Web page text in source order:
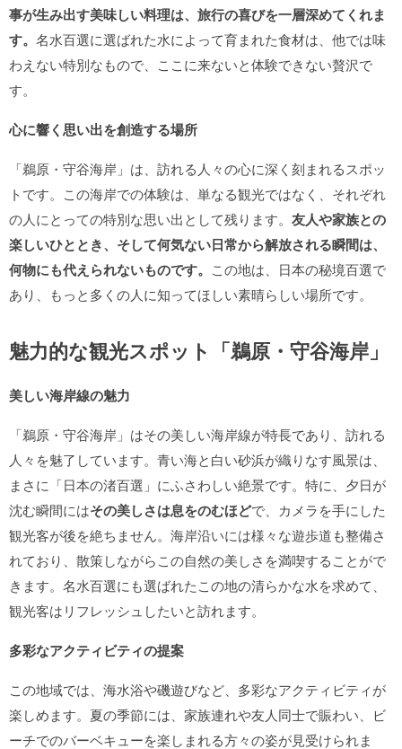
事が生み出す美味しい料理は、旅行の喜びを一層深めてくれま
す。 名水百選に選ばれた水によって育まれた食材は、他では味
わえない特別なもので、ここに来ないと体験できない贅沢で
す。
心に響く思い出を創造する場所
「鵜原・守谷海岸」は、訪れる人々の心に深く刻まれるスポッ
トです。この海岸での体験は、単なる観光ではなく、それぞれ
の人にとっての特別な思い出として残ります。 友人や家族との
楽しいひととき、そして何気ない日常から解放される瞬間は、
何物にも代えられないものです。 この地は、日本の秘境百選で
あり、もっと多くの人に知ってほしい素晴らしい場所です。
魅力的な観光スポット「鵜原・守谷海岸」
美しい海岸線の魅力
「鵜原・守谷海岸」はその美しい海岸線が特長であり、訪れる
人々を魅了しています。青い海と白い砂浜が織りなす風景は、
まさに「日本の渚百選」にふさわしい絶景です。特に、夕日が
沈む瞬間にはその美しさは息をのむほどで、カメラを手にした
観光客が後を絶ちません。海岸沿いには様々な遊歩道も整備さ
れており、散策しながらこの自然の美しさを満喫することがで
きます。名水百選にも選ばれたこの地の清らかな水を求めて、
観光客はリフレッシュしたいと訪れます。
多彩なアクティビティの提案
この地域では、海水浴や磯遊びなど、多彩なアクティビティが
楽しめます。夏の季節には、家族連れや友人同士で賑わい、ビ
ーチでのバーベキューを楽しまれる方々の姿が見受けられま